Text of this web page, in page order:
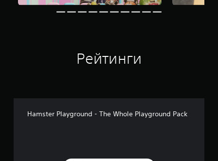
Рейтинги
Hamster Playground - The Whole Playground Pack